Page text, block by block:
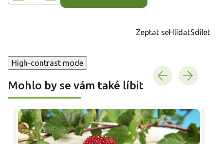
Zeptat seHlídatSdílet
High-contrast mode
Mohlo by se vám také líbit